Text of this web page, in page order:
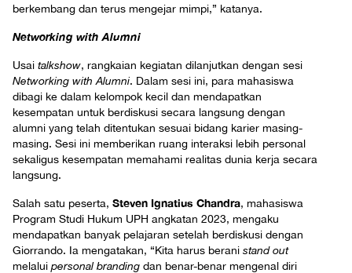
berkembang dan terus mengejar mimpi,” katanya.
Networking with Alumni
Usai talkshow, rangkaian kegiatan dilanjutkan dengan sesi
Networking with Alumni. Dalam sesi ini, para mahasiswa
dibagi ke dalam kelompok kecil dan mendapatkan
kesempatan untuk berdiskusi secara langsung dengan
alumni yang telah ditentukan sesuai bidang karier masing-
masing. Sesi ini memberikan ruang interaksi lebih personal
sekaligus kesempatan memahami realitas dunia kerja secara
langsung.
Salah satu peserta, Steven Ignatius Chandra, mahasiswa
Program Studi Hukum UPH angkatan 2023, mengaku
mendapatkan banyak pelajaran setelah berdiskusi dengan
Giorrando. Ia mengatakan, “Kita harus berani stand out
melalui personal branding dan benar-benar mengenal diri